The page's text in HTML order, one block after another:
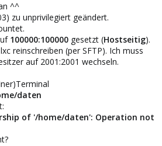
^^
zu unprivilegiert geändert.
100000:100000 gesetzt (Hostseitig).
reinschreiben (per SFTP). Ich muss
auf 2001:2001 wechseln.
daten
of '/home/daten': Operation not